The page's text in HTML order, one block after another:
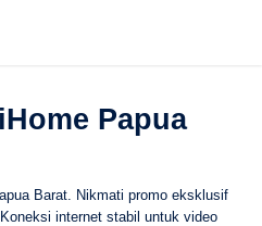
Papua
Barat. Nikmati promo eksklusif
internet stabil untuk video